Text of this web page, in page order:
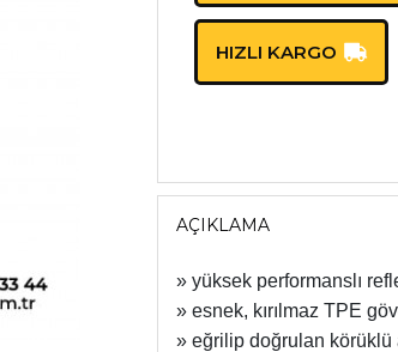
HIZLI KARGO
AÇIKLAMA
» yüksek performanslı
» esnek, kırılmaz TPE
» eğrilip doğrulan körüklü